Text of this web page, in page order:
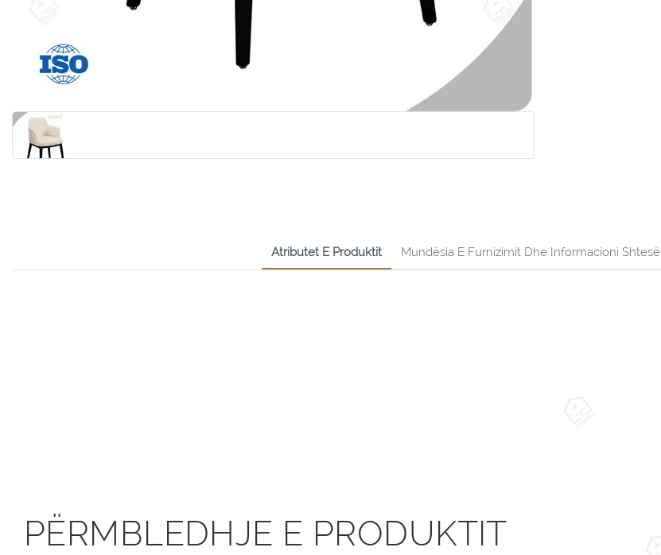
Atributet E Produktit Mundësia E Furnizimit Dhe Informacioni Shtesë
PËRMBLEDHJE E PRODUKTIT